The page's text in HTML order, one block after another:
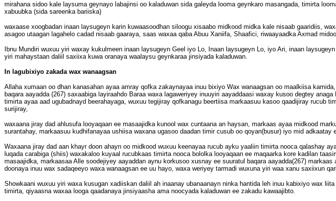
mirahana sidoo kale laysuma geynayo labajinsi oo kaladuwan sida galeyda looma geynkaro masangada, timirta
xabuubka (sida sareenka bariiska)
waxaase xoogbadan inaan laysugeyn karin kuwaasoodhan siloogu xisaabo midkood midka kale nisaab gaaridiis,
asagoo utaagan lagahelo cadad nisaab gaaraya, saas waxaa qaba Abuu Xaniifa, Shaafici, riwaayaadka Axmad
Ibnu Mundiri wuxuu yiri waxay kukulmeen inaan laysugeyn Geel iyo Lo, Inaan laysugeyn Lo, iyo Ari, inaan
yiri mahaystaan daliil saxiixa kuwa oranaya waalaysu geynkaraa jinsiyada kaladuwan.
In lagubixiyo zakada wax wanaagsan
Allaha xumaan oo dhan kanasahan ayaa amray qofka zakaynayaa inuu bixiyo Wax wanaagsan oo maalkiisa
baqara aayadda (267) saxaabiga layiraahdo Baraa waxa lagaweriyey inuuyiri aayaddaasi waxay kusoo degtey
timirta ayaa aad ugubadnayd beerahayaga, wuxuu tegijiray qofkanagu beertiisa markaasuu kasoo qaadijiray rucub
surijiray,
waxaana jiray dad ahlusufa looyaqaan ee masaajidka kunool wax cuntaana an haysan, markaas ayaa midkood
surantahay, markaasuu kudhifanayaa ushiisa waxana ugasoo daadan timir cusub oo qoyan(busur) iyo mid
Waxaana jiray dad aan khayr doon ahayn oo midkood wuxuu keenayaa rucub ayku yaaliin timirta nooca qalashay
luqada carabiga (shiis) waxakaloo kuyaal rucubkaas timirta nooca bololka looyaqaan ee maqaarka kore kadilan
masaajidka, markaasaa Alle soodejiyey aayaddan aynu korkusoo xusnay ee suuratul baqara aayadda(267)
doonaya inuu wax sadaqeeyo waxa wanaagsan ee uu hayo, waxa weriyey tarmadi wuxuna yiri waa xanu saxiixun
Showkaani wuxuu yiri waxa kusugan xadiiskan daliil ah inaanay ubanaanayn ninka hantida leh inuu kabixiyo wax
timirta, qiyaasna waxaa looga qaadanaya jinsiyaasha ama noocyada kaladuwan ee zakadu kawaajibto.